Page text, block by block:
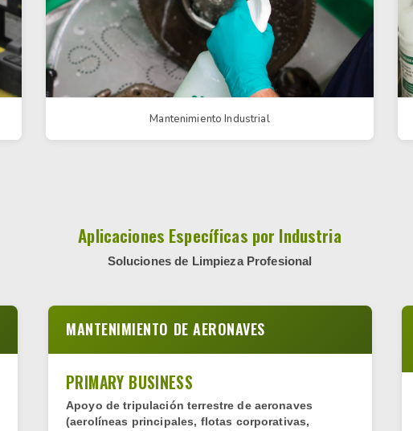
Mantenimiento Industrial
Aplicaciones Específicas por Industria
Soluciones de Limpieza Profesional
MANTENIMIENTO DE AERONAVES
PRIMARY BUSINESS
Apoyo de tripulación terrestre de aeronaves
(aerolíneas principales, flotas corporativas,